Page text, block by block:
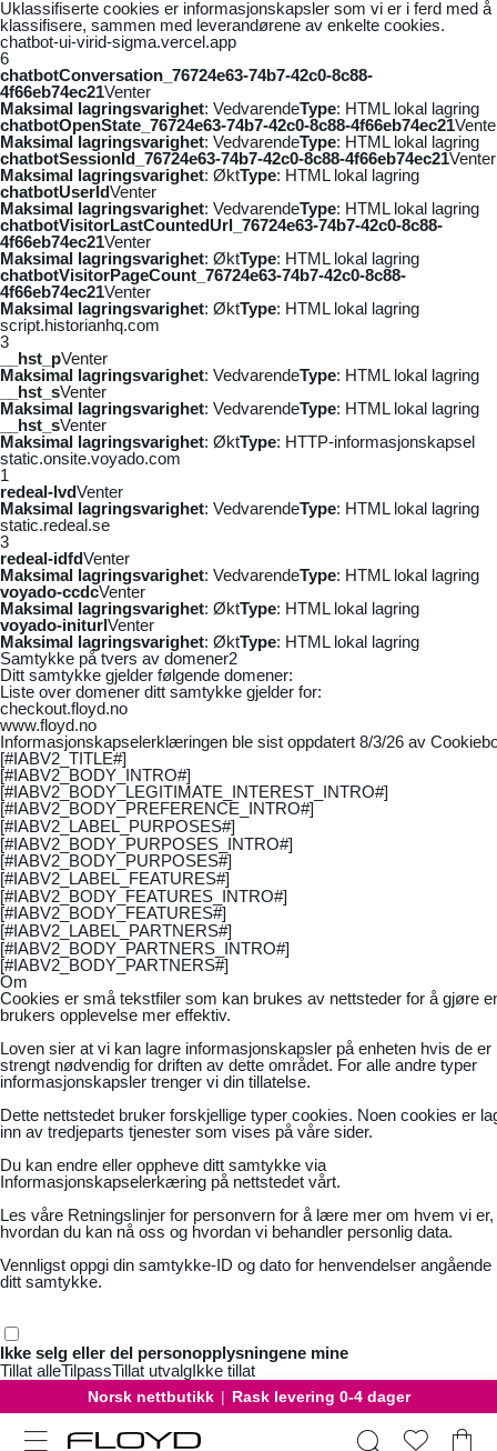
Uklassifiserte cookies er informasjonskapsler som vi er i ferd med å
klassifisere, sammen med leverandørene av enkelte cookies.
chatbot-ui-virid-sigma.vercel.app
6
chatbotConversation_76724e63-74b7-42c0-8c88-
4f66eb74ec21Venter
Maksimal lagringsvarighet: VedvarendeType: HTML lokal lagring
chatbotOpenState_76724e63-74b7-42c0-8c88-4f66eb74ec21
Maksimal lagringsvarighet: VedvarendeType: HTML lokal lagring
chatbotSessionId_76724e63-74b7-42c0-8c88-4f66eb74ec21Venter
Maksimal lagringsvarighet: ØktType: HTML lokal lagring
chatbotUserIdVenter
Maksimal lagringsvarighet: VedvarendeType: HTML lokal lagring
chatbotVisitorLastCountedUrl_76724e63-74b7-42c0-8c88-
4f66eb74ec21Venter
Maksimal lagringsvarighet: ØktType: HTML lokal lagring
chatbotVisitorPageCount_76724e63-74b7-42c0-8c88-
4f66eb74ec21Venter
Maksimal lagringsvarighet: ØktType: HTML lokal lagring
script.historianhq.com
3
__hst_pVenter
Maksimal lagringsvarighet: VedvarendeType: HTML lokal lagring
__hst_sVenter
Maksimal lagringsvarighet: VedvarendeType: HTML lokal lagring
__hst_sVenter
Maksimal lagringsvarighet: ØktType: HTTP-informasjonskapsel
static.onsite.voyado.com
1
redeal-lvdVenter
Maksimal lagringsvarighet: VedvarendeType: HTML lokal lagring
static.redeal.se
3
redeal-idfdVenter
Maksimal lagringsvarighet: VedvarendeType: HTML lokal lagring
voyado-ccdcVenter
Maksimal lagringsvarighet: ØktType: HTML lokal lagring
voyado-initurlVenter
Maksimal lagringsvarighet: ØktType: HTML lokal lagring
Samtykke på tvers av domener2
Ditt samtykke gjelder følgende domener:
Liste over domener ditt samtykke gjelder for:
checkout.floyd.no
www.floyd.no
Informasjonskapselerklæringen ble sist oppdatert 8/3/26 av
[#IABV2_TITLE#]
[#IABV2_BODY_INTRO#]
[#IABV2_BODY_LEGITIMATE_INTEREST_INTRO#]
[#IABV2_BODY_PREFERENCE_INTRO#]
[#IABV2_LABEL_PURPOSES#]
[#IABV2_BODY_PURPOSES_INTRO#]
[#IABV2_BODY_PURPOSES#]
[#IABV2_LABEL_FEATURES#]
[#IABV2_BODY_FEATURES_INTRO#]
[#IABV2_BODY_FEATURES#]
[#IABV2_LABEL_PARTNERS#]
[#IABV2_BODY_PARTNERS_INTRO#]
[#IABV2_BODY_PARTNERS#]
Om
Cookies er små tekstfiler som kan brukes av nettsteder for å gjøre
brukers opplevelse mer effektiv.
Loven sier at vi kan lagre informasjonskapsler på enheten hvis de er
strengt nødvendig for driften av dette området. For alle andre typer
informasjonskapsler trenger vi din tillatelse.
Dette nettstedet bruker forskjellige typer cookies. Noen cookies er
inn av tredjeparts tjenester som vises på våre sider.
Du kan endre eller oppheve ditt samtykke via
Informasjonskapselerkæring på nettstedet vårt.
Les våre Retningslinjer for personvern for å lære mer om hvem vi er,
hvordan du kan nå oss og hvordan vi behandler personlig data.
Vennligst oppgi din samtykke-ID og dato for henvendelser angående
ditt samtykke.
Ikke selg eller del personopplysningene mine
Tillat alleTilpassTillat utvalgIkke tillat
Norsk nettbutikk | Rask levering 0-4 dager